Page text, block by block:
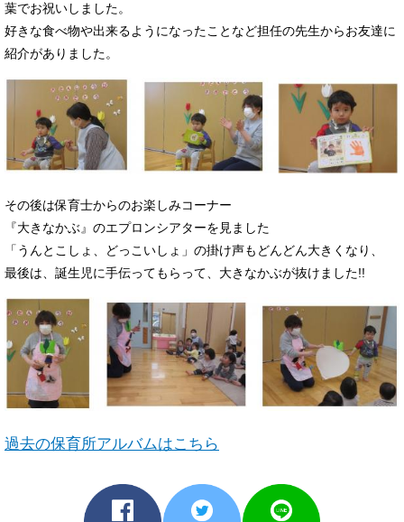
葉でお祝いしました。
好きな食べ物や出来るようになったことなど担任の先生からお友達に
紹介がありました。
その後は保育士からのお楽しみコーナー
『大きなかぶ』のエプロンシアターを見ました
「うんとこしょ、どっこいしょ」の掛け声もどんどん大きくなり、
最後は、誕生児に手伝ってもらって、大きなかぶが抜けました!!
過去の保育所アルバムはこちら